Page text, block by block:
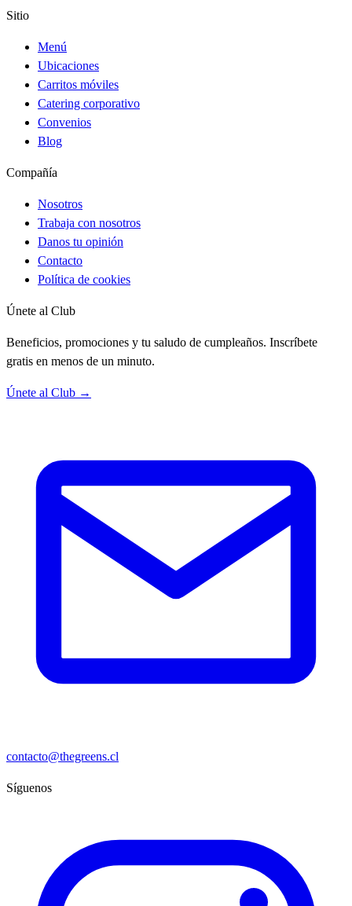
Sitio
Menú
Ubicaciones
Carritos móviles
Catering corporativo
Convenios
Blog
Compañía
Nosotros
Trabaja con nosotros
Danos tu opinión
Contacto
Política de cookies
Únete al Club
Beneficios, promociones y tu saludo de cumpleaños. Inscríbete
gratis en menos de un minuto.
Únete al Club →
contacto@thegreens.cl
Síguenos